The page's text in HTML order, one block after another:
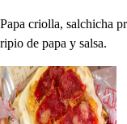
Papa criolla, salchicha
ripio de papa y salsa.